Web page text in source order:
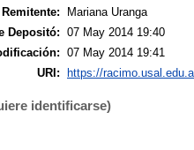
Mariana Uranga
Depositó: 07 May 2014 19:40
07 May 2014 19:41
URI:
https://
identificarse)